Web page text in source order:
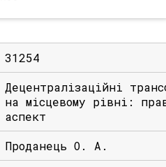
31254
Децентралізаційні
на місцевому рівні:
аспект
Проданець О. А.